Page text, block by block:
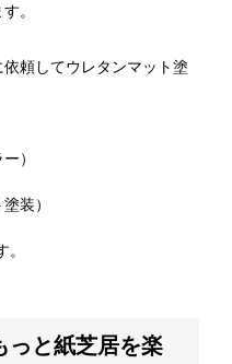
。
依頼してウレタンマット塗
）
装）
っと紙芝居を楽